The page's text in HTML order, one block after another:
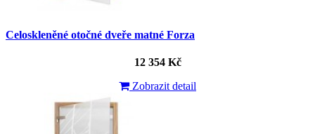
Celoskleněné otočné dveře matné Forza
12 354 Kč
Zobrazit detail